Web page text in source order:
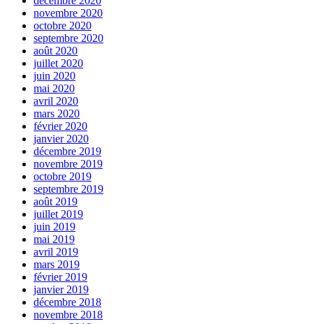
novembre 2020
octobre 2020
septembre 2020
août 2020
juillet 2020
juin 2020
mai 2020
avril 2020
mars 2020
février 2020
janvier 2020
décembre 2019
novembre 2019
octobre 2019
septembre 2019
août 2019
juillet 2019
juin 2019
mai 2019
avril 2019
mars 2019
février 2019
janvier 2019
décembre 2018
novembre 2018